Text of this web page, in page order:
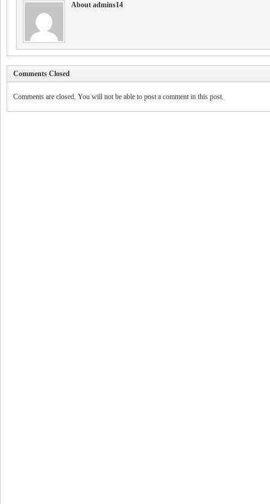
About admins14
Comments Closed
Comments are closed. You will not be able to post a comment in this post.